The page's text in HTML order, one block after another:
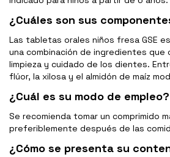
¿Cuáles son sus
Las tabletas orales niños fresa GSE
una combinación de ingredientes que
limpieza y cuidado de los dientes.
flúor, la xilosa y el almidón de maíz
¿Cuál es su modo de empleo?
Se recomienda tomar un comprimido
preferiblemente después de las
¿Cómo se presenta su